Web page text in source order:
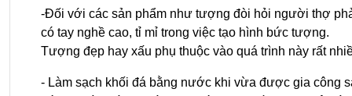
-Đối với các sản phẩm như tượng đòi hỏi người thợ
có tay nghề cao, tỉ mỉ trong việc tạo hình bức tượng.
Tượng đẹp hay xấu phụ thuộc vào quá trình này rất
- Làm sạch khối đá bằng nước khi vừa được gia công